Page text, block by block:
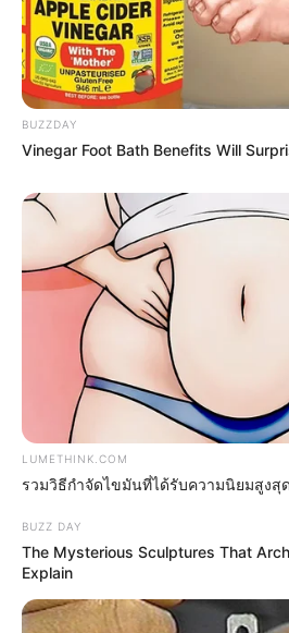
มาแรงจริงๆสำหรับนักแสดงวัยรุ่น
ภัสสรา ที่โด่งดังมาจากซีรีย์เรื่อง
ตอนนี้งานในวงการบันเทิงก็เข้าม
สำหรับชื่อสุภัสสรา นั้นมีความหม
ซึ่งปฏิเสธไม่ได้จริงๆว่าในตอนนี้รา
ประกายอยู่จ้า
นักร้องสาวเสียงดี ฉายาสั้นเสมอหู
เพลงดังกระฉ่อนเมือง รายได้เงิ
สร้างบ้านหรูราคากว่า 20 ล้านได้ส
หญิงที่มากความสามารถจริงๆค่ะ
นั้น ต้องบอกเลยว่าน้อยคนนักที่จะ
สิน ซึ่งมีความหมายที่ลึกซึ้งสุดๆ ที่มี
และแม่มาผสมอยู่ในชื่อของเธอ คื
ชื่อแม่ ………..สุรศักดิ์ + ทวีสิน +
สุ + ทวี + วัน =
BUZZDAY
Vinegar Foot Bath Benefits Will
LUMETHINK.COM
รวมวิธีกำจัดไขมันที่ได้รับความนิยมสูงสุ
BUZZ DAY
The Mysterious Sculptures That
Explain